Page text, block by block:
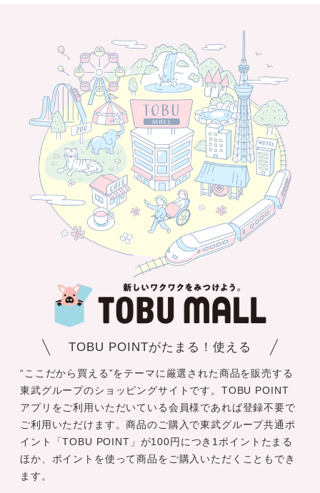
TOBU POINTがたまる！使える
“ここだから買える”をテーマに厳選された商品を販売する
東武グループのショッピングサイトです。TOBU POINT
アプリをご利用いただいている会員様であれば登録不要で
ご利用いただけます。商品のご購入で東武グループ共通ポ
イント「TOBU POINT」が100円につき1ポイントたまる
ほか、ポイントを使って商品をご購入いただくこともでき
ます。